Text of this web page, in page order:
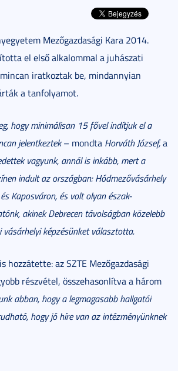
Mezőgazdasági Kara 2014.
el első alkalommal a juhászati
iratkoztak be, mindannyian
a tanfolyamot.
hogy minimálisan 15 fővel indítjuk el a
jelentkeztek– mondta Horváth József,a
vagyunk, annál is inkább, mert a
indult az országban: Hódmezővásárhely
Kaposváron, és volt olyan észak-
akinek Debrecen távolságban közelebb
vásárhelyi képzésünket választotta.
hozzátette: az SZTE Mezőgazdasági
részvétel, összehasonlítva a három
abban, hogy a legmagasabb hallgatói
hogy jó híre van az intézményünknek